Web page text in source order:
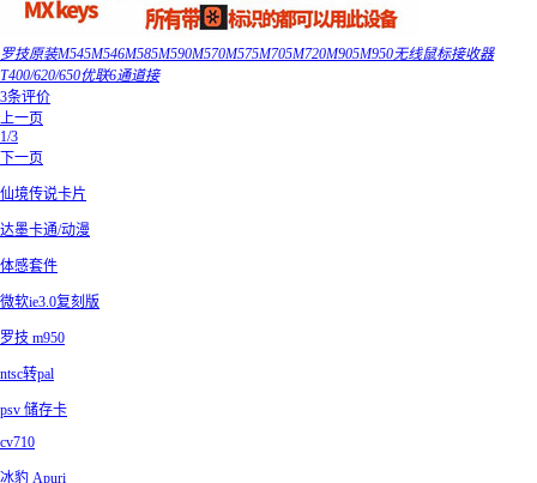
罗技原装M545M546M585M590M570M575M705M720M905M950无线鼠标接收器
T400/620/650优联6通道接
3条评价
上一页
1/3
下一页
仙境传说卡片
达墨卡通/动漫
体感套件
微软ie3.0复刻版
罗技 m950
ntsc转pal
psv 储存卡
cv710
冰豹 Apuri